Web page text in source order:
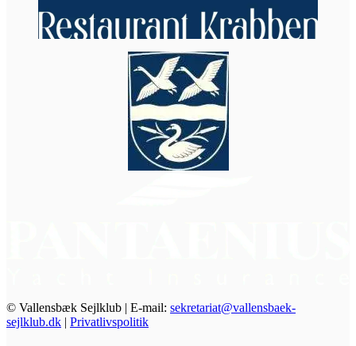
© Vallensbæk Sejlklub | E-mail: sekretariat@vallensbaek-
sejlklub.dk | Privatlivspolitik